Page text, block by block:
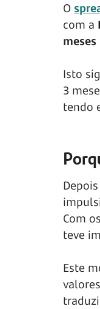
O
com a
meses
Isto
3
tendo
Com
teve
Este